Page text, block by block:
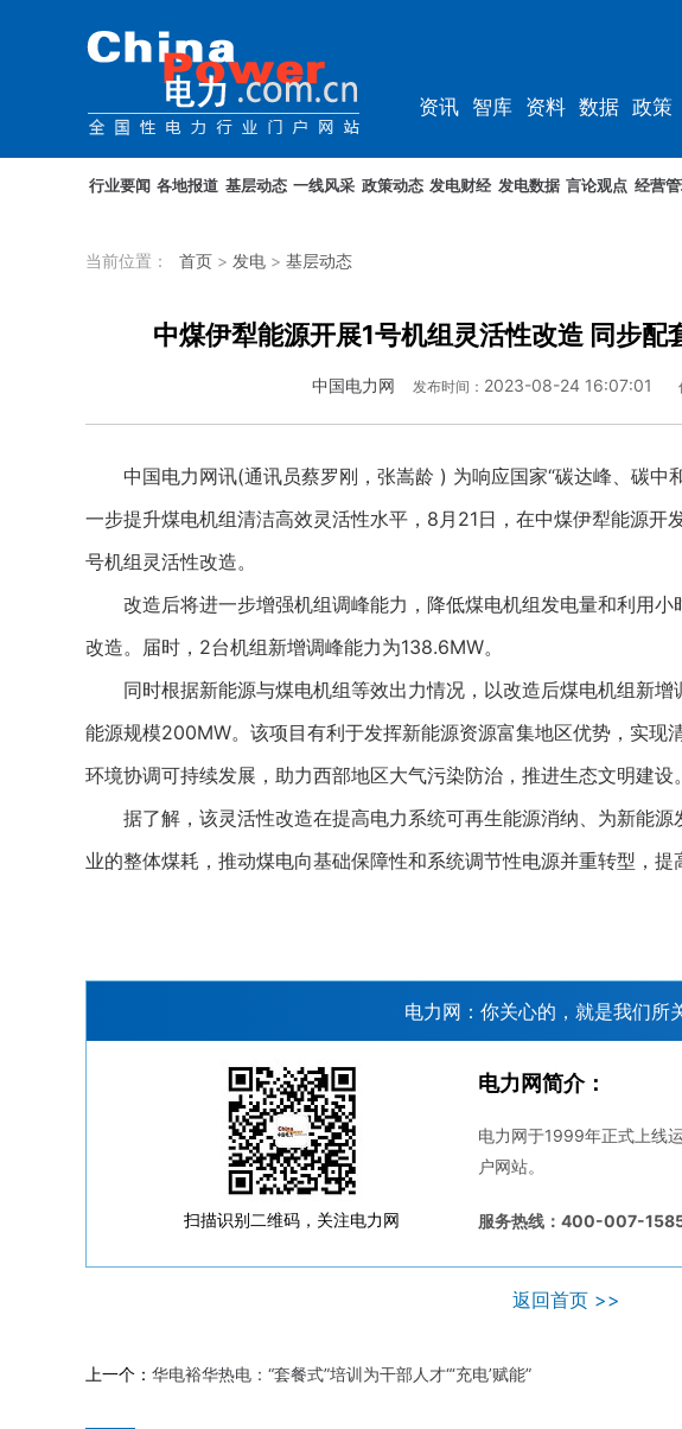
资讯 智库 资料 数据 政策
行业要闻 各地报道 基层动态 一线风采 政策动态 发电财经 发电数据 言论观点 经营
当前位置： 首页 > 发电 > 基层动态
中煤伊犁能源开展1号机组灵活性改造 同步
中国电力网 发布时间： 2023-08-24 16:07:01
中国电力网讯(通讯员蔡罗刚，张嵩龄 ) 为响应国家“碳达峰、碳中
一步提升煤电机组清洁高效灵活性水平，8月21日，在中煤伊犁能源开
号机组灵活性改造。
改造后将进一步增强机组调峰能力，降低煤电机组发电量和利用小
改造。届时，2台机组新增调峰能力为138.6MW。
同时根据新能源与煤电机组等效出力情况，以改造后煤电机组新增
能源规模200MW。该项目有利于发挥新能源资源富集地区优势，实现
环境协调可持续发展，助力西部地区大气污染防治，推进生态文明建设。
据了解，该灵活性改造在提高电力系统可再生能源消纳、为新能源
业的整体煤耗，推动煤电向基础保障性和系统调节性电源并重转型，提
电力网：你关心的，就是我们所
扫描识别二维码，关注电力网
电力网简介：
电力网于1999年正式上线
户网站。
服务热线：400-007-
返回首页 >>
上一个： 华电裕华热电：“套餐式”培训为干部人才“‘充电’赋能”